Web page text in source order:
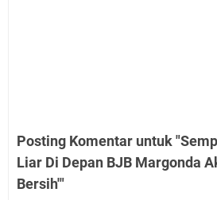
Posting Komentar untuk
Liar Di Depan BJB Margonda
Bersih'"